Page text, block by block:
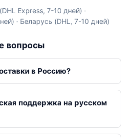
Express, 7-10 дней) ·
· Беларусь (DHL, 7-10 дней)
вопросы
в Россию?
поддержка на русском